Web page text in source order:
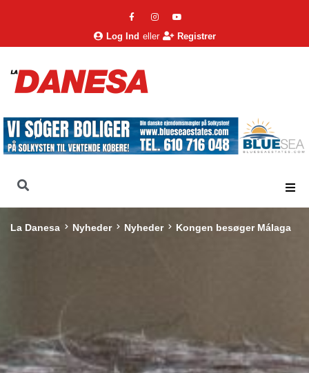
Log Ind eller Registrer
La Danesa Nyheder Nyheder Kongen besøger Málaga